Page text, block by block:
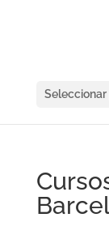
Seleccionar